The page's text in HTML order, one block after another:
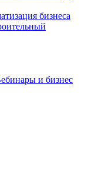
бизнеса
и бизнес